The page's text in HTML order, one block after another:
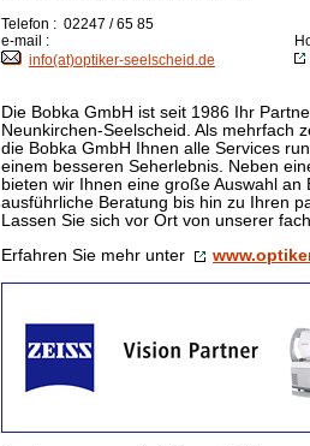
Telefon : 02247 / 65 85
e-mail :
info(at)optiker-seelscheid.de
Die Bobka GmbH ist seit 1986 Ihr
Neunkirchen-Seelscheid. Als mehrfach
die Bobka GmbH Ihnen alle Services
einem besseren Seherlebnis. Neben
bieten wir Ihnen eine große Auswahl an
ausführliche Beratung bis hin zu Ihren
Lassen Sie sich vor Ort von unserer
Erfahren Sie mehr unter